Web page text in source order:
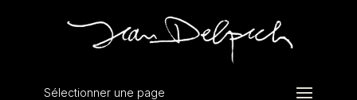
Sélectionner une page